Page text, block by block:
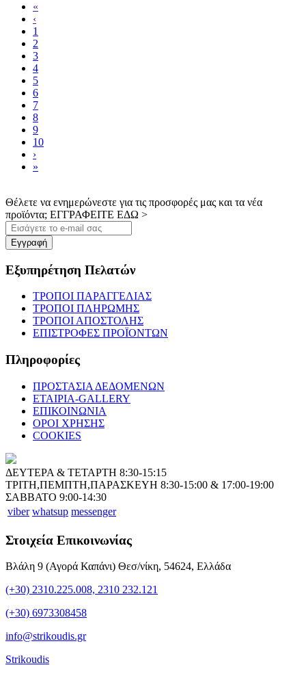
«
‹
1
2
3
4
5
6
7
8
9
10
›
»
Θέλετε να ενημερώνεστε για τις προσφορές μας και τα νέα
προϊόντα; ΕΓΓΡΑΦΕΙΤΕ ΕΔΩ >
Εγγραφή
Εξυπηρέτηση Πελατών
ΤΡΟΠΟΙ ΠΑΡΑΓΓΕΛΙΑΣ
ΤΡΟΠΟΙ ΠΛΗΡΩΜΗΣ
ΤΡΟΠΟΙ ΑΠΟΣΤΟΛΗΣ
ΕΠΙΣΤΡΟΦΕΣ ΠΡΟΪΟΝΤΩΝ
Πληροφορίες
ΠΡΟΣΤΑΣΙΑ ΔΕΔΟΜΕΝΩΝ
ΕΤΑΙΡΙΑ-GALLERY
ΕΠΙΚΟΙΝΩΝΙΑ
ΟΡΟΙ ΧΡΗΣΗΣ
COOKIES
ΔΕΥΤΕΡΑ & ΤΕΤΑΡΤΗ 8:30-15:15
ΤΡΙΤΗ,ΠΕΜΠΤΗ,ΠΑΡΑΣΚΕΥΗ 8:30-15:00 & 17:00-19:00
ΣΑΒΒΑΤΟ 9:00-14:30
viber whatsup messenger
Στοιχεία Επικοινωνίας
Βλάλη 9 (Αγορά Καπάνι) Θεσ/νίκη, 54624, Ελλάδα
(+30) 2310.225.008, 2310 232.121
(+30) 6973308458
info@strikoudis.gr
Strikoudis